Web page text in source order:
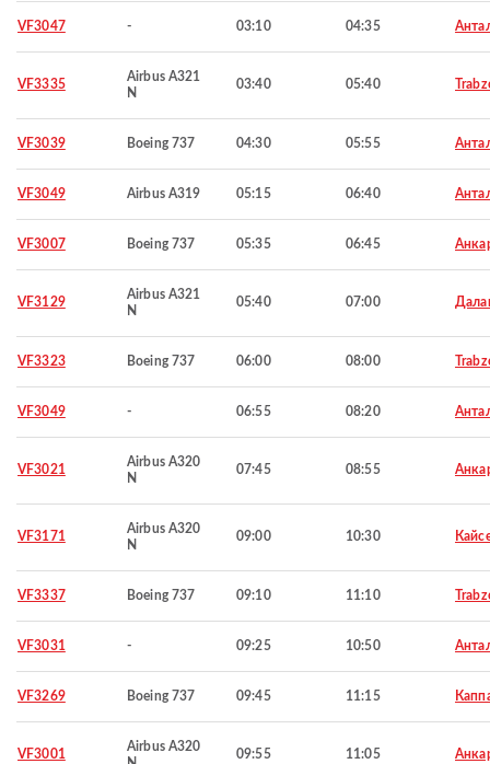
VF3047 - 03:10 04:35
VF3335
Airbus A321
N
03:40 05:40
VF3039 Boeing 737 04:30 05:55
VF3049 Airbus A319 05:15 06:40
VF3007 Boeing 737 05:35 06:45
VF3129
Airbus A321
N
05:40 07:00
VF3323 Boeing 737 06:00 08:00
VF3049 - 06:55 08:20
VF3021
Airbus A320
N
07:45 08:55
VF3171
Airbus A320
N
09:00 10:30
VF3337 Boeing 737 09:10 11:10
VF3031 - 09:25 10:50
VF3269 Boeing 737 09:45 11:15
VF3001
Airbus A320
09:55 11:05